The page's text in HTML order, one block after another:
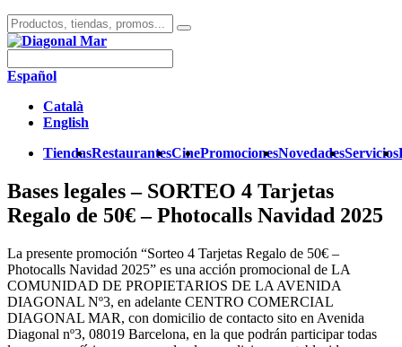
Español
Català
English
TiendasRestaurantesCinePromocionesNovedadesServicios
Bases legales – SORTEO 4 Tarjetas
Regalo de 50€ – Photocalls Navidad 2025
La presente promoción “Sorteo 4 Tarjetas Regalo de 50€ –
Photocalls Navidad 2025” es una acción promocional de LA
COMUNIDAD DE PROPIETARIOS DE LA AVENIDA
DIAGONAL Nº3, en adelante CENTRO COMERCIAL
DIAGONAL MAR, con domicilio de contacto sito en Avenida
Diagonal nº3, 08019 Barcelona, en la que podrán participar todas